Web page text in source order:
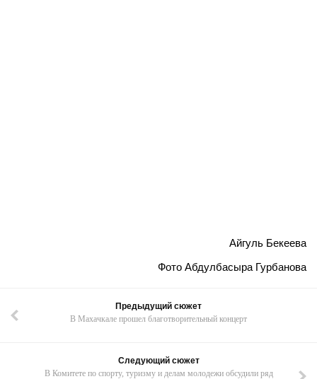
Айгуль Бекеева
Фото Абдулбасыра Гурбанова
Предыдущий сюжет
В Махачкале прошел благотворительный концерт
Следующий сюжет
В Комитете по спорту, туризму и делам молодежи обсудили ряд